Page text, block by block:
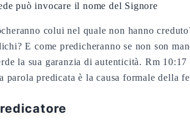
può invocare il nome del Signore
colui nel quale non hanno
E come predicheranno se non son
la sua garanzia di autenticità. Rm
predicata è la causa formale della